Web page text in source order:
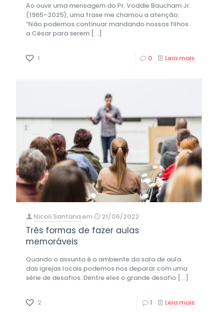
Ao ouvir uma mensagem do Pr. Voddie Baucham Jr.
(1965–2025), uma frase me chamou a atenção:
“Não podemos continuar mandando nossos filhos
a César para serem […]
1 0 Leia mais
Nicoli Santanaem 21/06/2022
Três formas de fazer aulas
memoráveis
Quando o assunto é o ambiente da sala de aula
das igrejas locais podemos nos deparar com uma
série de desafios. Dentre eles o grande desafio […]
2 1 Leia mais